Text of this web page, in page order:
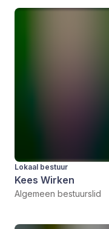
Lokaal bestuur
Kees Wirken
Algemeen bestuurslid